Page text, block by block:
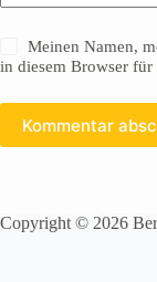
Meinen Namen,
in diesem Browser
Kommentar
Copyright © 2026